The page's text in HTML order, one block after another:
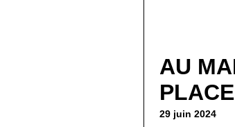
AU
29 juin 2024